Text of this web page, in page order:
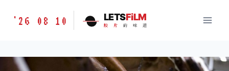
胶
味
'26 08 10 LETSFiLM
胶 片 的 味 道